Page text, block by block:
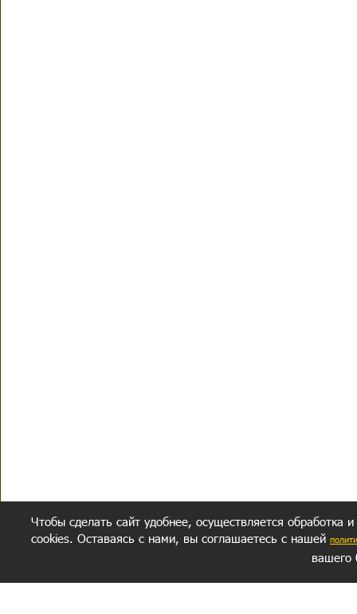
Чтобы сделать сайт удобнее, осуществляется обработка
cookies. Оставаясь с нами, вы соглашаетесь с нашей
вашего